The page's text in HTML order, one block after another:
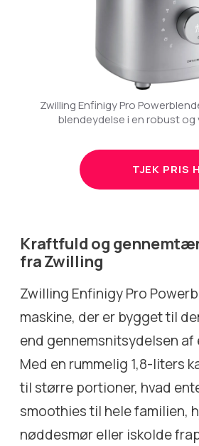
Zwilling Enfinigy Pro
blendeydelse i en robust og
TJEK PRIS
Kraftfuld og
fra Zwilling
Zwilling Enfinigy Pro
maskine, der er bygget til
end gennemsnitsydelsen
Med en rummelig 1,8-liters
til større portioner, hvad
smoothies til hele familien,
nøddesmør eller iskolde